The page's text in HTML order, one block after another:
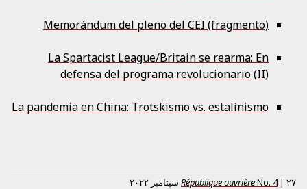
Memorándum del pleno del CEI (fragmento)
La Spartacist League/Britain se rearma: En
defensa del programa revolucionario (II)
La pandemia en China: Trotskismo vs. estalinismo
République ouvrièreNo. 4 | ۲۷ سپتامبر ۲۰۲۲